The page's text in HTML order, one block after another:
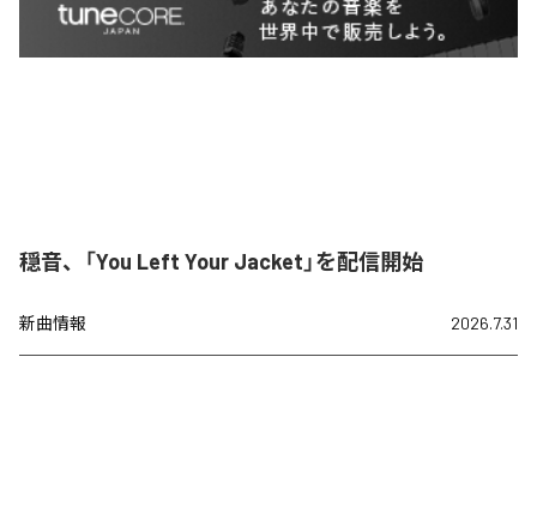
穏音、「You Left Your Jacket」を配信開始
新曲情報 2026.7.31